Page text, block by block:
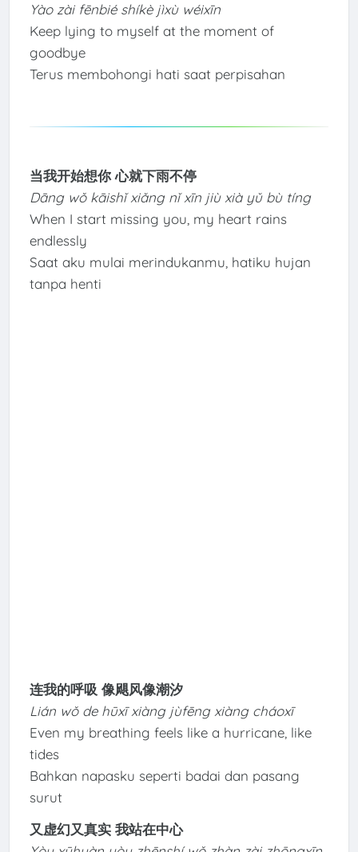
Yào zài fēnbié shíkè jìxù wéixīn
Keep lying to myself at the moment of
goodbye
Terus membohongi hati saat perpisahan
当我开始想你 心就下雨不停
Dāng wǒ kāishǐ xiǎng nǐ xīn jiù xià yǔ bù tíng
When I start missing you, my heart rains
endlessly
Saat aku mulai merindukanmu, hatiku hujan
tanpa henti
连我的呼吸 像飓风像潮汐
Lián wǒ de hūxī xiàng jùfēng xiàng cháoxī
Even my breathing feels like a hurricane, like
tides
Bahkan napasku seperti badai dan pasang
surut
又虚幻又真实 我站在中心